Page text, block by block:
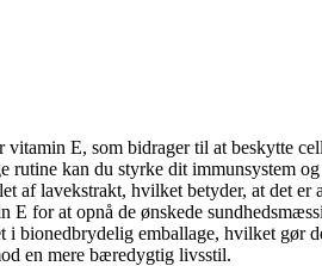
vitamin E, som bidrager til at beskytte
kan du styrke dit immunsystem
af lavekstrakt, hvilket betyder, at det
for at opnå de ønskede
i bionedbrydelig emballage, hvilket gør
en mere bæredygtig livsstil.